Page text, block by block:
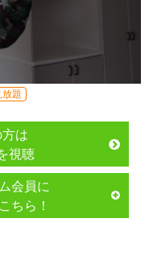
放題
は
視聴
会員に
ちら！